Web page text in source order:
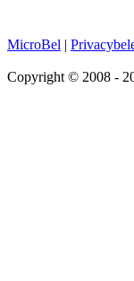
MicroBel |
Copyright © 2008 -